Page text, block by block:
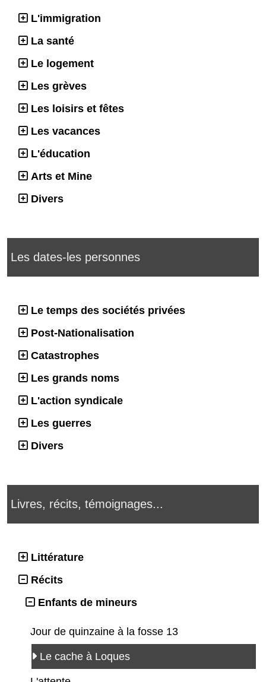
L'immigration
La santé
Le logement
Les grèves
Les loisirs et fêtes
Les vacances
L'éducation
Arts et Mine
Divers
Les dates-les personnes
Le temps des sociétés privées
Post-Nationalisation
Catastrophes
Les grands noms
L'action syndicale
Les guerres
Divers
Livres, récits, témoignages...
Littérature
Récits
Enfants de mineurs
Jour de quinzaine à la fosse 13
Le cache à Loques